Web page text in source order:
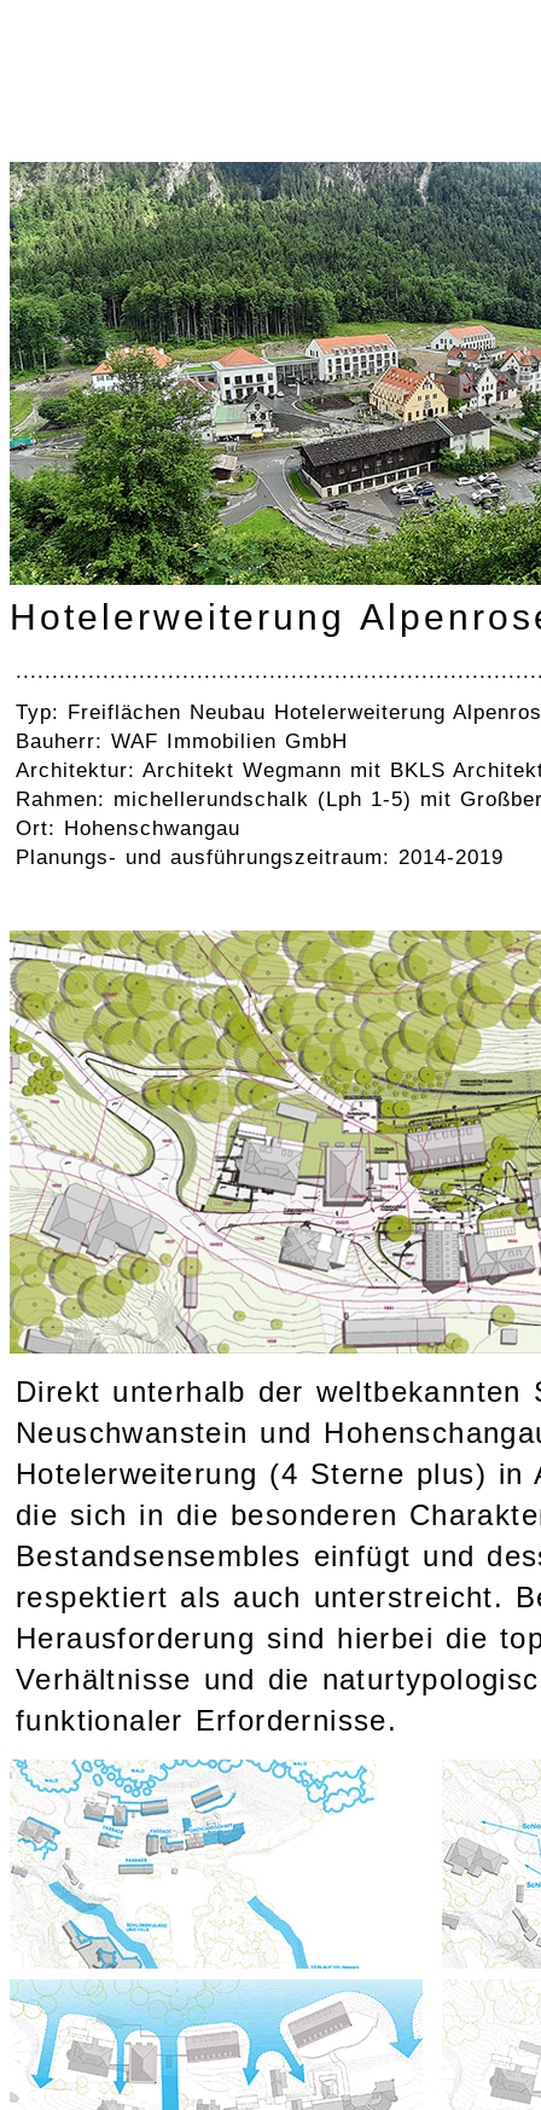
Hotelerweiterung
Typ: Freiflächen Neubau Hotelerweiterung
Bauherr: WAF Immobilien GmbH
Architektur: Architekt Wegmann mit BKLS
Rahmen: michellerundschalk (Lph 1-5) mit
Ort: Hohenschwangau
Planungs- und ausführungszeitraum: 2014-2019
Direkt unterhalb der weltbekannten
Neuschwanstein und
Hotelerweiterung (4 Sterne plus) in
die sich in die besonderen
Bestandsensembles einfügt und
respektiert als auch unterstreicht.
Herausforderung sind hierbei die
Verhältnisse und die
funktionaler Erfordernisse.